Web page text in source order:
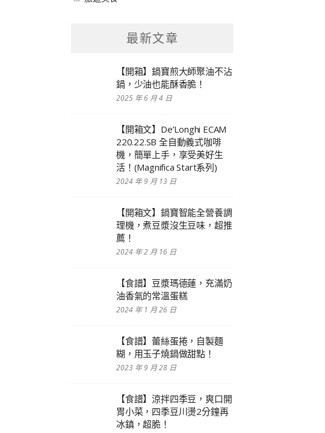
最新文章
【開箱】鍋寶煎大師聚油不沾
鍋，少油也能酥香脆！
2025 年 6 月 4 日
【開箱文】De’Longhi ECAM
220.22.SB 全自動義式咖啡
機，簡單上手，享受美好生
活！(Magnifica Start系列)
2024 年 9 月 13 日
【開箱文】鍋寶智能全營養調
理機，煮豆漿沒生豆味，超推
薦！
2024 年 2 月 16 日
【食譜】豆漿瑪德蓮，充滿奶
油香氣的常溫蛋糕
2024 年 1 月 26 日
【食譜】蕾絲蛋捲，自製麵
糊，用玉子燒鍋做甜點！
2023 年 9 月 28 日
【食譜】涼拌四季豆，爽口開
胃小菜，四季豆川燙2分鐘再
冰鎮，超脆！